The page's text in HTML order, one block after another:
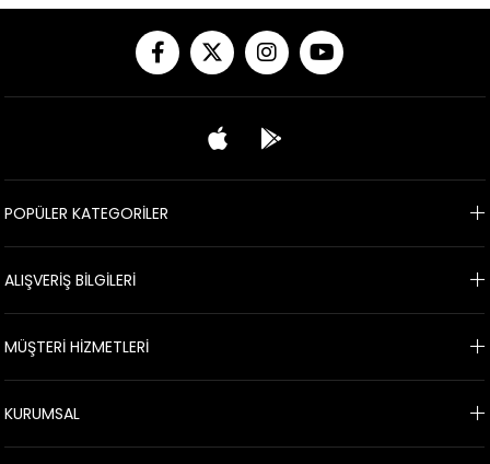
POPÜLER KATEGORİLER
ALIŞVERİŞ BİLGİLERİ
MÜŞTERİ HİZMETLERİ
KURUMSAL